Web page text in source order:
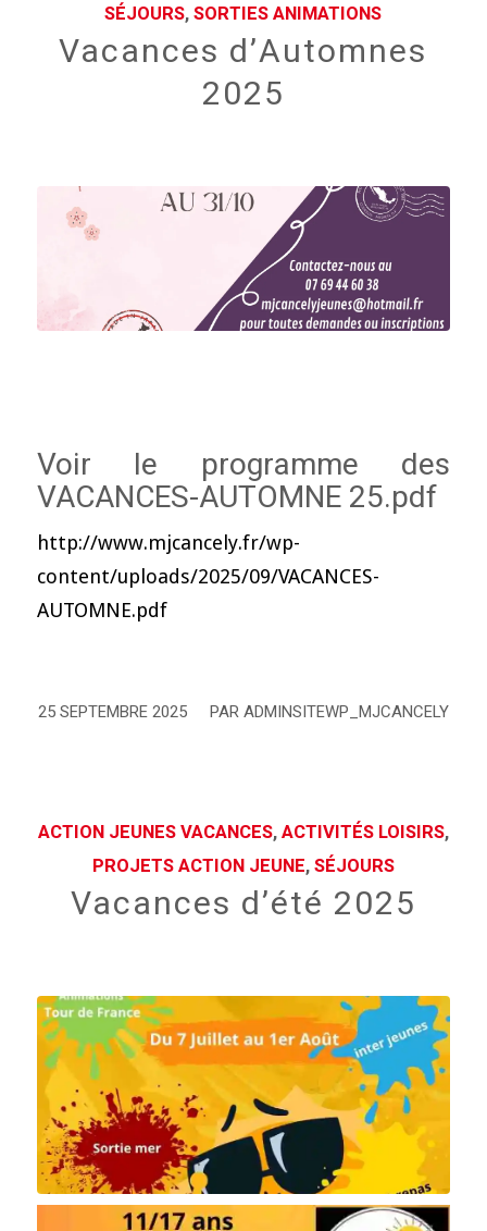
SÉJOURS,SORTIES ANIMATIONS
Vacances d’Automnes
2025
Voir le programme des
VACANCES-AUTOMNE 25.pdf
http://www.mjcancely.fr/wp-
content/uploads/2025/09/VACANCES-
AUTOMNE.pdf
25 SEPTEMBRE 2025
/ PARADMINSITEWP_MJCANCELY
ACTION JEUNES VACANCES,ACTIVITÉS LOISIRS,
PROJETS ACTION JEUNE,SÉJOURS
Vacances d’été 2025